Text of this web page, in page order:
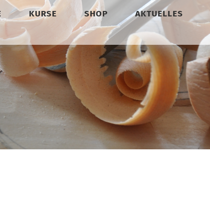
KURSE SHOP AKTUELLES